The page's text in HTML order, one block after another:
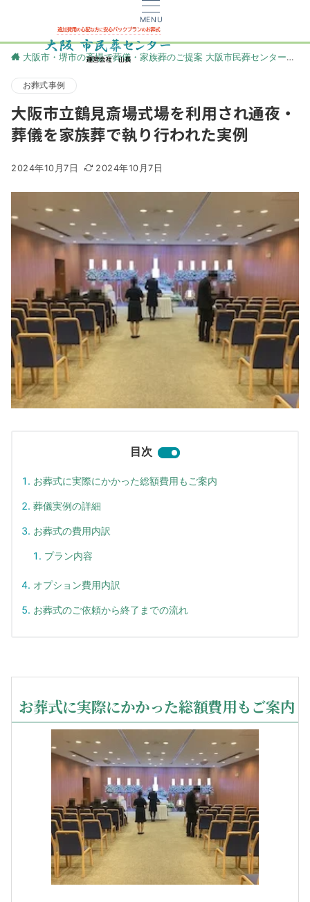
MENU
大阪市・堺市の斎場で葬儀・家族葬のご提案 大阪市民葬センター
お葬式事例
大阪市立鶴見斎場式場を利用され通夜・
葬儀を家族葬で執り行われた実例
2024年10月7日 2024年10月7日
目次
お葬式に実際にかかった総額費用もご案内
葬儀実例の詳細
お葬式の費用内訳
プラン内容
オプション費用内訳
お葬式のご依頼から終了までの流れ
お葬式に実際にかかった総額費用もご案内